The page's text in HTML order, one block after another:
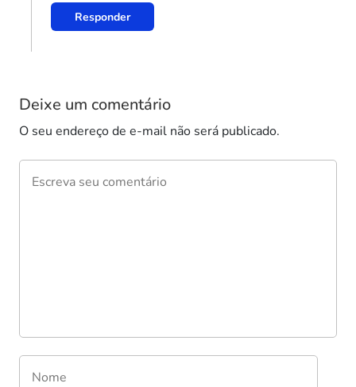
Responder
Deixe um comentário
O seu endereço de e-mail não será publicado.